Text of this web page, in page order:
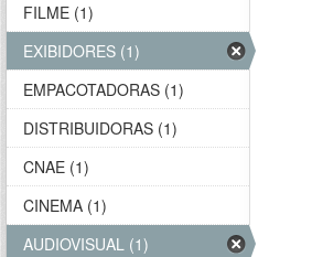
FILME (1)
EXIBIDORES (1)
EMPACOTADORAS (1)
DISTRIBUIDORAS (1)
CNAE (1)
CINEMA (1)
AUDIOVISUAL (1)